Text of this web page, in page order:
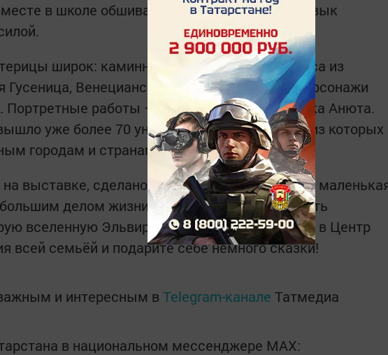
в школе обшивали кукол. Теперь этот навык
широк: каминные гномы, Рыбачок, Алиса из
Гусеница, Венецианский карнавал, клоуны, персонажи
Портретные работы – Умница Даша, Скрипачка Анюта.
уже более 70 уникальных кукол, многие из которых
городам и странам.
выставке, сделано с душой и верой в то, что
делом жизни. Не упустите возможность
вселенную Эльвиры Хисамовой. Приходите в Центр
всей семьёй и подарите себе немного сказки!
и интересным в Telegram-канале Татмедиа
в национальном мессенджере MАХ: